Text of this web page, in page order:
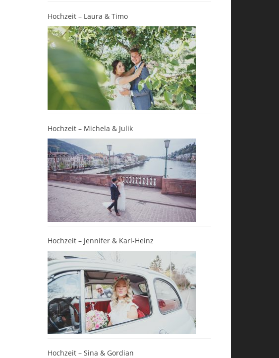
Hochzeit – Laura & Timo
Hochzeit – Michela & Julik
Hochzeit – Jennifer & Karl-Heinz
Hochzeit – Sina & Gordian